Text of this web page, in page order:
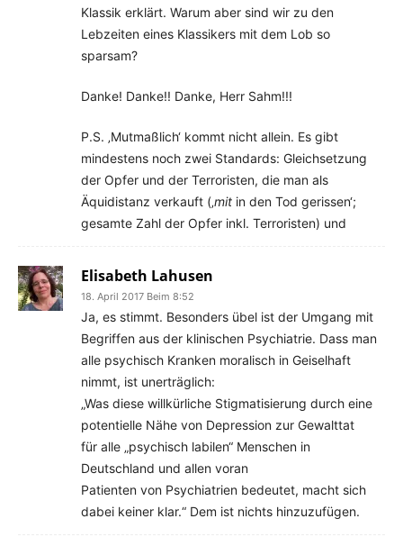
Klassik erklärt. Warum aber sind wir zu den
Lebzeiten eines Klassikers mit dem Lob so
sparsam?
Danke! Danke!! Danke, Herr Sahm!!!
P.S. ‚Mutmaßlich‘ kommt nicht allein. Es gibt
mindestens noch zwei Standards: Gleichsetzung
der Opfer und der Terroristen, die man als
Äquidistanz verkauft (‚mit in den Tod gerissen‘;
gesamte Zahl der Opfer inkl. Terroristen) und
Elisabeth Lahusen
18. April 2017 Beim 8:52
Ja, es stimmt. Besonders übel ist der Umgang mit
Begriffen aus der klinischen Psychiatrie. Dass man
alle psychisch Kranken moralisch in Geiselhaft
nimmt, ist unerträglich:
„Was diese willkürliche Stigmatisierung durch eine
potentielle Nähe von Depression zur Gewalttat
für alle „psychisch labilen“ Menschen in
Deutschland und allen voran
Patienten von Psychiatrien bedeutet, macht sich
dabei keiner klar.“ Dem ist nichts hinzuzufügen.